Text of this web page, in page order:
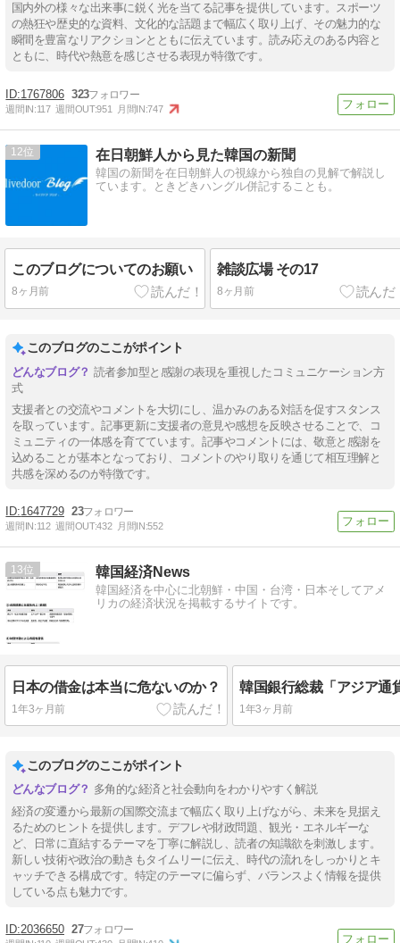
国内外の様々な出来事に鋭く光を当てる記事を提供しています。スポーツ
の熱狂や歴史的な資料、文化的な話題まで幅広く取り上げ、その魅力的な
瞬間を豊富なリアクションとともに伝えています。読み応えのある内容と
ともに、時代や熱意を感じさせる表現が特徴です。
1767806 323
週間IN:117 週間OUT:951 月間IN:747
12 在日朝鮮人から見た韓国の新聞
韓国の新聞を在日朝鮮人の視線から独自の見解で解説し
ています。ときどきハングル併記することも。
このブログについてのお願い
8ヶ月前
雑談広場 その17
8ヶ月前
このブログのここがポイント
読者参加型と感謝の表現を重視したコミュニケーション方
式
支援者との交流やコメントを大切にし、温かみのある対話を促すスタンス
を取っています。記事更新に支援者の意見や感想を反映させることで、コ
ミュニティの一体感を育てています。記事やコメントには、敬意と感謝を
込めることが基本となっており、コメントのやり取りを通じて相互理解と
共感を深めるのが特徴です。
1647729 23
週間IN:112 週間OUT:432 月間IN:552
13 韓国経済News
韓国経済を中心に北朝鮮・中国・台湾・日本そしてアメ
リカの経済状況を掲載するサイトです。
日本の借金は本当に危ないのか？
1年3ヶ月前 1年3ヶ月前
このブログのここがポイント
多角的な経済と社会動向をわかりやすく解説
経済の変遷から最新の国際交流まで幅広く取り上げながら、未来を見据え
るためのヒントを提供します。デフレや財政問題、観光・エネルギーな
ど、日常に直結するテーマを丁寧に解説し、読者の知識欲を刺激します。
新しい技術や政治の動きもタイムリーに伝え、時代の流れをしっかりとキ
ャッチできる構成です。特定のテーマに偏らず、バランスよく情報を提供
している点も魅力です。
2036650 27